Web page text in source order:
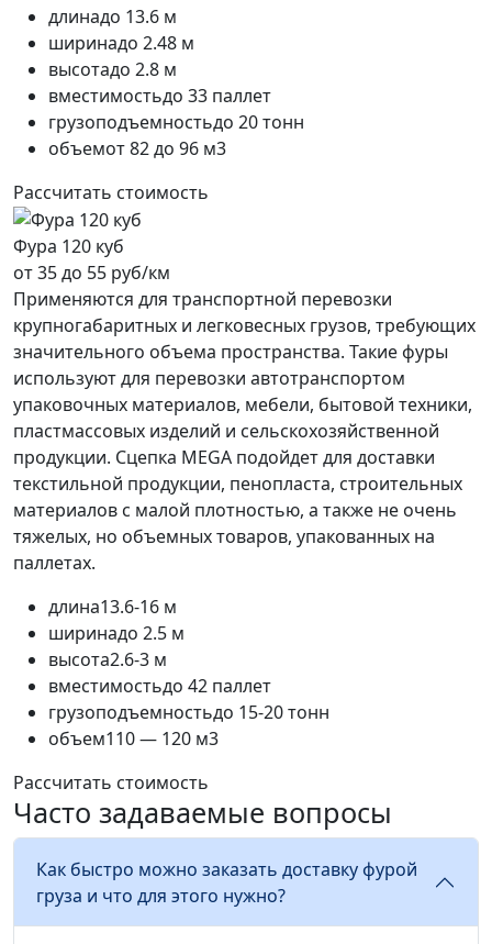
длинадо 13.6 м
ширинадо 2.48 м
высотадо 2.8 м
вместимостьдо 33 паллет
грузоподъемностьдо 20 тонн
объемот 82 до 96 м3
Рассчитать стоимость
Фура 120 куб
от 35 до 55 руб/км
Применяются для транспортной перевозки
крупногабаритных и легковесных грузов, требующих
значительного объема пространства. Такие фуры
используют для перевозки автотранспортом
упаковочных материалов, мебели, бытовой техники,
пластмассовых изделий и сельскохозяйственной
продукции. Сцепка MEGA подойдет для доставки
текстильной продукции, пенопласта, строительных
материалов с малой плотностью, а также не очень
тяжелых, но объемных товаров, упакованных на
паллетах.
длина13.6-16 м
ширинадо 2.5 м
высота2.6-3 м
вместимостьдо 42 паллет
грузоподъемностьдо 15-20 тонн
объем110 — 120 м3
Рассчитать стоимость
Часто задаваемые вопросы
Как быстро можно заказать доставку фурой
груза и что для этого нужно?